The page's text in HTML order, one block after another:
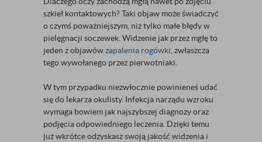
szkieł kontaktowych? Taki objaw może świadczyć
o czymś poważniejszym, niż tylko małe błędy w
pielęgnacji soczewek. Widzenie jak przez mgłę to
jeden z objawówzapalenia rogówki , zwłaszcza
tego wywołanego przez pierwotniaki.
W tym przypadku niezwłocznie powinieneś udać
się do lekarza okulisty. Infekcja narządu wzroku
wymaga bowiem jak najszybszej diagnozy oraz
podjęcia odpowiedniego leczenia. Dzięki temu
już wkrótce odzyskasz swoją jakość widzenia i